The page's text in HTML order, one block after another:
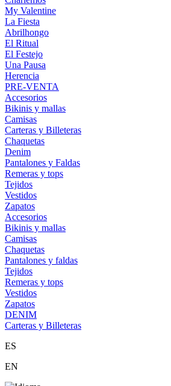
My Valentine
La Fiesta
Abrilhongo
El Ritual
El Festejo
Una Pausa
Herencia
PRE-VENTA
Accesorios
Bikinis y mallas
Camisas
Carteras y Billeteras
Chaquetas
Denim
Pantalones y Faldas
Remeras y tops
Tejidos
Vestidos
Zapatos
Accesorios
Bikinis y mallas
Camisas
Chaquetas
Pantalones y faldas
Tejidos
Remeras y tops
Vestidos
Zapatos
DENIM
Carteras y Billeteras
ES
EN